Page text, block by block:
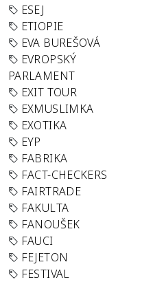
ESEJ
ETIOPIE
EVA BUREŠOVÁ
EVROPSKÝ
PARLAMENT
EXIT TOUR
EXMUSLIMKA
EXOTIKA
EYP
FABRIKA
FACT-CHECKERS
FAIRTRADE
FAKULTA
FANOUŠEK
FAUCI
FEJETON
FESTIVAL